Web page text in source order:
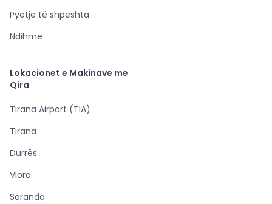
Pyetje të shpeshta
Ndihmë
Lokacionet e Makinave me
Qira
Tirana Airport (TIA)
Tirana
Durrës
Vlora
Saranda